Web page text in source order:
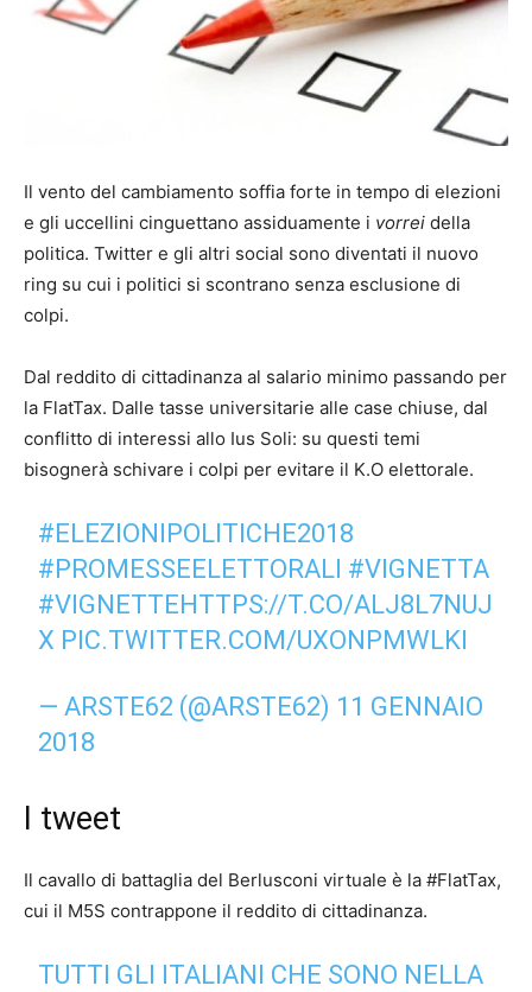
Il vento del cambiamento soffia forte in tempo di elezioni
e gli uccellini cinguettano assiduamente i vorrei della
politica. Twitter e gli altri social sono diventati il nuovo
ring su cui i politici si scontrano senza esclusione di
colpi.
Dal reddito di cittadinanza al salario minimo passando per
la FlatTax. Dalle tasse universitarie alle case chiuse, dal
conflitto di interessi allo Ius Soli: su questi temi
bisognerà schivare i colpi per evitare il K.O elettorale.
#ELEZIONIPOLITICHE2018
#PROMESSEELETTORALI #VIGNETTA
#VIGNETTEHTTPS://T.CO/ALJ8L7NUJ
X PIC.TWITTER.COM/UXONPMWLKI
— ARSTE62 (@ARSTE62) 11 GENNAIO
2018
I tweet
Il cavallo di battaglia del Berlusconi virtuale è la #FlatTax,
cui il M5S contrappone il reddito di cittadinanza.
TUTTI GLI ITALIANI CHE SONO NELLA